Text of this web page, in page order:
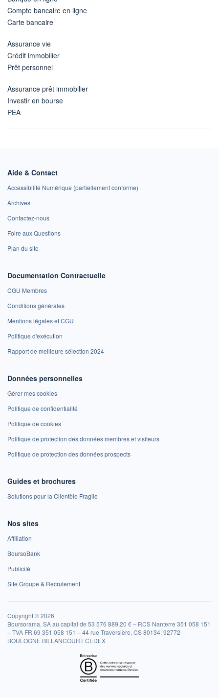
Compte bancaire en ligne
Carte bancaire
Assurance vie
Crédit immobilier
Prêt personnel
Assurance prêt immobilier
Investir en bourse
PEA
Aide & Contact
Accessibilité Numérique (partiellement conforme)
Archives
Contactez-nous
Foire aux Questions
Plan du site
Documentation Contractuelle
CGU Membres
Conditions générales
Mentions légales et CGU
Politique d'exécution
Rapport de meilleure sélection 2024
Données personnelles
Gérer mes cookies
Politique de confidentialité
Politique de cookies
Politique de protection des données membres et visiteurs
Politique de protection des données prospects
Guides et brochures
Solutions pour la Clientèle Fragile
Nos sites
Affiliation
BoursoBank
Publicité
Site Groupe & Recrutement
Copyright © 2026
Boursorama, SA au capital de 53 576 889,20 € – RCS Nanterre 351 058 151
– TVA FR 69 351 058 151 – 44 rue Traversière, CS 80134, 92772
BOULOGNE BILLANCOURT CEDEX